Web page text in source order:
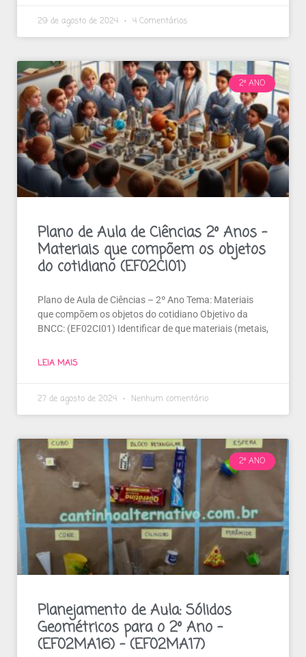
29 de agosto de 2024 4 Comentários
2º ANO
Plano de Aula de Ciências 2º Anos –
Materiais que compõem os objetos
do cotidiano (EF02CI01)
Plano de Aula de Ciências – 2º Ano Tema: Materiais
que compõem os objetos do cotidiano Objetivo da
BNCC: (EF02CI01) Identificar de que materiais (metais,
LEIA MAIS
27 de agosto de 2024 Nenhum comentário
2º ANO
Planejamento de Aula: Sólidos
Geométricos para o 2º Ano –
(EF02MA16) – (EF02MA17)